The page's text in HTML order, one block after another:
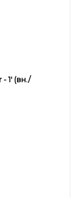
1' (вн./